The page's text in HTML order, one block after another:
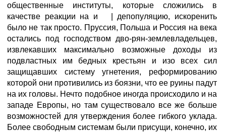
общественные институты, которые сложились в
качестве реакции на и | депопуляцию, искоренить
было не так просто. Пруссия, Польша и Россия на века
остались под господством дво-рян-землевладельцев,
извлекавших максимально возможные доходы из
подвластных им бедных крестьян и изо всех сил
защищавших систему угнетения, реформированию
которой они противились из боязни, что ее руины падут
на их головы. Нечто подобное иногда происходило и на
западе Европы, но там существовало все же больше
возможностей для утверждения более гибкого уклада.
Более свободным системам были присущи, конечно, их